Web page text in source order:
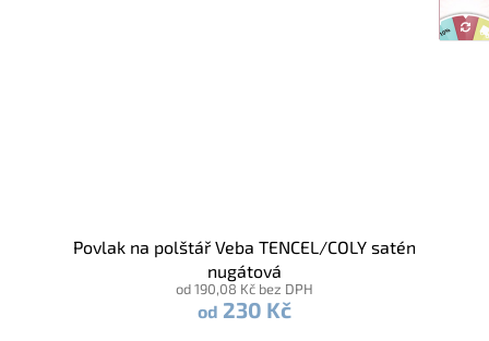
Povlak na polštář Veba TENCEL/COLY satén
nugátová
od 190,08 Kč bez DPH
od 230 Kč